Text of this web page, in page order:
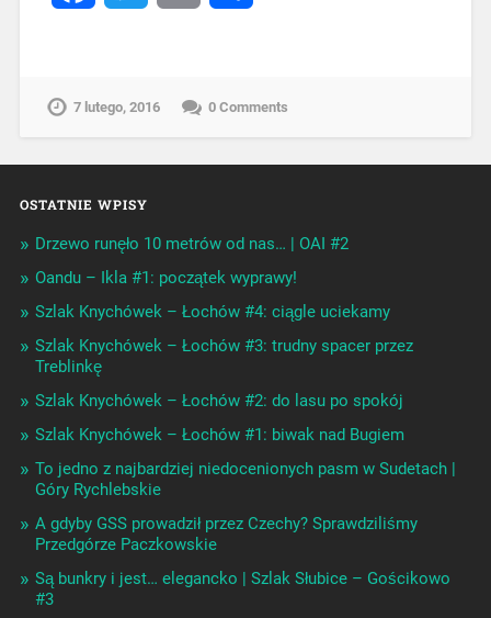
7 lutego, 2016 0 Comments
OSTATNIE WPISY
Drzewo runęło 10 metrów od nas… | OAI #2
Oandu – Ikla #1: początek wyprawy!
Szlak Knychówek – Łochów #4: ciągle uciekamy
Szlak Knychówek – Łochów #3: trudny spacer przez
Treblinkę
Szlak Knychówek – Łochów #2: do lasu po spokój
Szlak Knychówek – Łochów #1: biwak nad Bugiem
To jedno z najbardziej niedocenionych pasm w Sudetach |
Góry Rychlebskie
A gdyby GSS prowadził przez Czechy? Sprawdziliśmy
Przedgórze Paczkowskie
Są bunkry i jest… elegancko | Szlak Słubice – Gościkowo
#3